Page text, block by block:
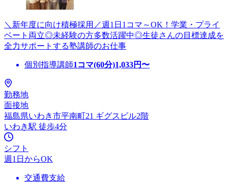
＼新年度に向け積極採用／週1日1コマ～OK！学業・プライ
ベート両立◎未経験の方多数活躍中◎生徒さんの目標達成を
全力サポートする塾講師のお仕事
個別指導講師1コマ(60分)1,033円〜
勤務地
面接地
福島県いわき市平南町21 ギグスビル2階
いわき駅 徒歩4分
シフト
週1日からOK
交通費支給